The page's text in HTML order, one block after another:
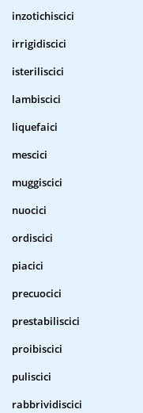
inzotichiscici
irrigidiscici
isteriliscici
lambiscici
liquefaici
mescici
muggiscici
nuocici
ordiscici
piacici
precuocici
prestabiliscici
proibiscici
puliscici
rabbrividiscici